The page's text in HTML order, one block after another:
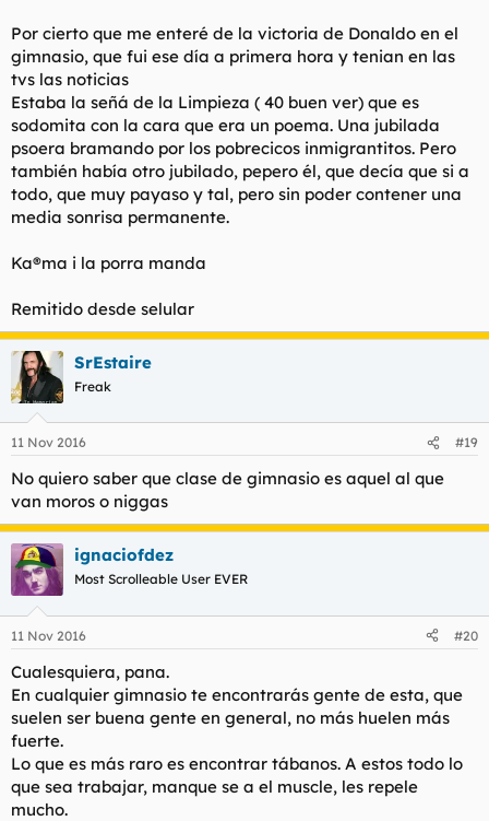
Por cierto que me enteré de la victoria de Donaldo en el
gimnasio, que fui ese día a primera hora y tenian en las
tvs las noticias
Estaba la señá de la Limpieza ( 40 buen ver) que es
sodomita con la cara que era un poema. Una jubilada
psoera bramando por los pobrecicos inmigrantitos. Pero
también había otro jubilado, pepero él, que decía que si a
todo, que muy payaso y tal, pero sin poder contener una
media sonrisa permanente.
Ka®ma i la porra manda
Remitido desde selular
SrEstaire
Freak
11 Nov 2016 #19
No quiero saber que clase de gimnasio es aquel al que
van moros o niggas
ignaciofdez
Most Scrolleable User EVER
11 Nov 2016 #20
Cualesquiera, pana.
En cualquier gimnasio te encontrarás gente de esta, que
suelen ser buena gente en general, no más huelen más
fuerte.
Lo que es más raro es encontrar tábanos. A estos todo lo
que sea trabajar, manque se a el muscle, les repele
mucho.